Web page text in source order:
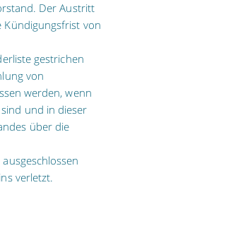
Der Austritt
Kündigungsfrist von
gestrichen
von
werden, wenn
und in dieser
über die
verletzt.